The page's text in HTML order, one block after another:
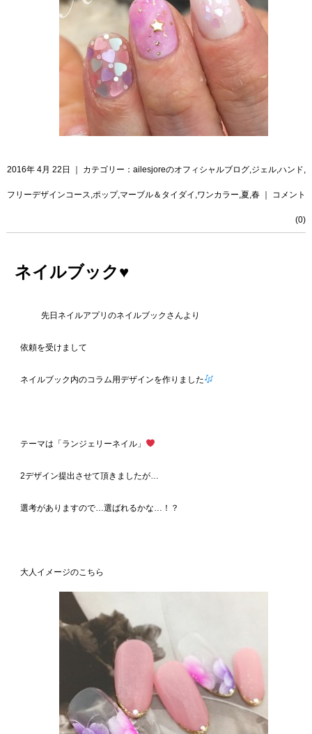
2016年 4月 22日 ｜ カテゴリー：ailesjoreのオフィシャルブログ,ジェル,ハンド,
フリーデザインコース,ポップ,マーブル＆タイダイ ,ワンカラー,夏,春 コメント
(0)
ネイルブック♥️
先日ネイルアプリのネイルブックさんより
依頼を受けまして
ネイルブック内のコラム用デザインを作りました
テーマは「ランジェリーネイル」
2デザイン提出させて頂きましたが…
選考がありますので…選ばれるかな…！？
大人イメージのこちら